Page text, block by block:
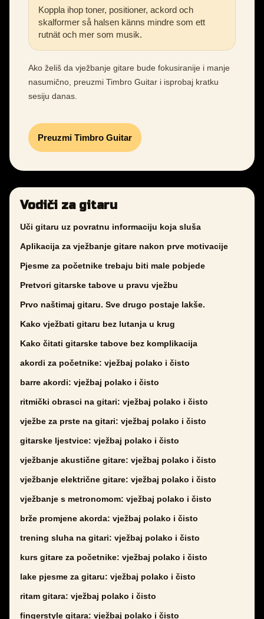
Koppla ihop toner, positioner, ackord och
skalformer så halsen känns mindre som ett
rutnät och mer som musik.
Ako želiš da vježbanje gitare bude fokusiranije i manje
nasumično, preuzmi Timbro Guitar i isprobaj kratku
sesiju danas.
Preuzmi Timbro Guitar
Vodiči za gitaru
Uči gitaru uz povratnu informaciju koja sluša
Aplikacija za vježbanje gitare nakon prve motivacije
Pjesme za početnike trebaju biti male pobjede
Pretvori gitarske tabove u pravu vježbu
Prvo naštimaj gitaru. Sve drugo postaje lakše.
Kako vježbati gitaru bez lutanja u krug
Kako čitati gitarske tabove bez komplikacija
akordi za početnike: vježbaj polako i čisto
barre akordi: vježbaj polako i čisto
ritmički obrasci na gitari: vježbaj polako i čisto
vježbe za prste na gitari: vježbaj polako i čisto
gitarske ljestvice: vježbaj polako i čisto
vježbanje akustične gitare: vježbaj polako i čisto
vježbanje električne gitare: vježbaj polako i čisto
vježbanje s metronomom: vježbaj polako i čisto
brže promjene akorda: vježbaj polako i čisto
trening sluha na gitari: vježbaj polako i čisto
kurs gitare za početnike: vježbaj polako i čisto
lake pjesme za gitaru: vježbaj polako i čisto
ritam gitara: vježbaj polako i čisto
fingerstyle gitara: vježbaj polako i čisto